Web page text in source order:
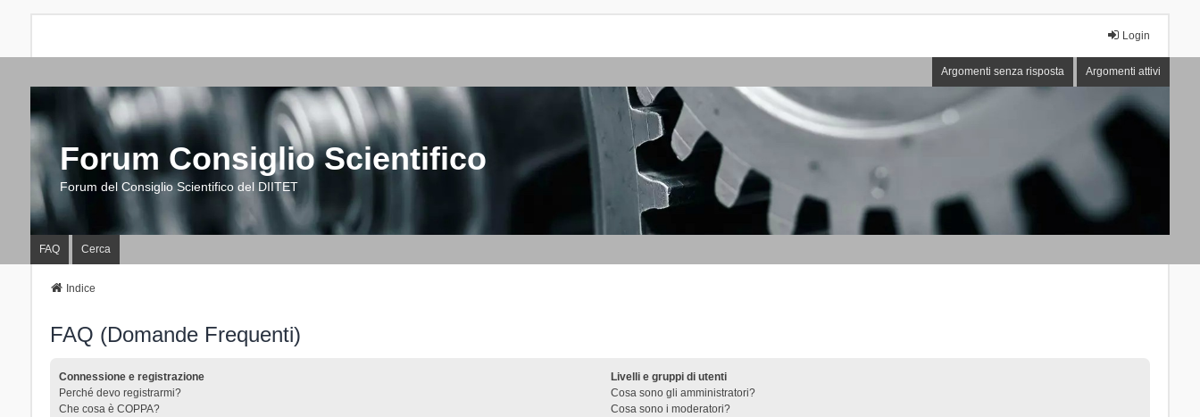
Login
Argomenti senza risposta Argomenti attivi
Forum Consiglio Scientifico
Forum del Consiglio Scientifico del DIITET
FAQ Cerca
Indice
FAQ (Domande Frequenti)
Connessione e registrazione
Perché devo registrarmi?
Che cosa è COPPA?
Livelli e gruppi di utenti
Cosa sono gli amministratori?
Cosa sono i moderatori?